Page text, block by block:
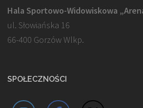
Hala Sportowo-Widowiskowa
ul. Słowiańska 16
66-400 Gorzów Wlkp.
SPOŁECZNOŚCI